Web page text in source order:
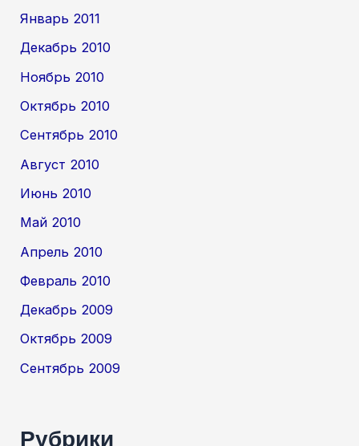
Январь 2011
Декабрь 2010
Ноябрь 2010
Октябрь 2010
Сентябрь 2010
Август 2010
Июнь 2010
Май 2010
Апрель 2010
Февраль 2010
Декабрь 2009
Октябрь 2009
Сентябрь 2009
Рубрики